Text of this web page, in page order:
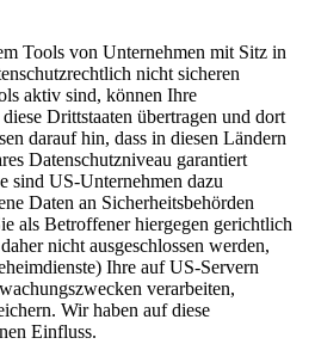
Tools von Unternehmen mit Sitz in
nicht sicheren
aktiv sind, können Ihre
Drittstaaten übertragen und dort
darauf hin, dass in diesen Ländern
Datenschutzniveau garantiert
sind US-Unternehmen dazu
Daten an Sicherheitsbehörden
als Betroffener hiergegen gerichtlich
nicht ausgeschlossen werden,
Ihre auf US-Servern
verarbeiten,
Wir haben auf diese
Einfluss.